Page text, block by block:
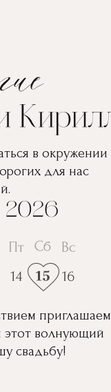
в окружении
для нас
приглашаем
этот волнующий
свадьбу!